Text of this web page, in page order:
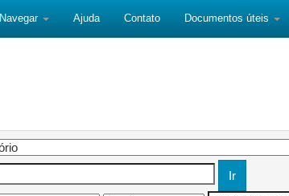
Navegar Ajuda Contato Documentos úteis